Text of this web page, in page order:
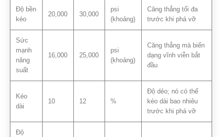
Độ bền
kéo
20,000 30,000
psi
(khoảng)
Căng thẳng tối đa
trước khi phá vỡ
Sức
mạnh
năng
suất
16,000 25,000
psi
(khoảng)
Căng thẳng mà biến
dạng vĩnh viễn bắt
đầu
Kéo
dài
10 12 %
Độ dẻo; nó có thể
kéo dài bao nhiêu
trước khi phá vỡ
Độ